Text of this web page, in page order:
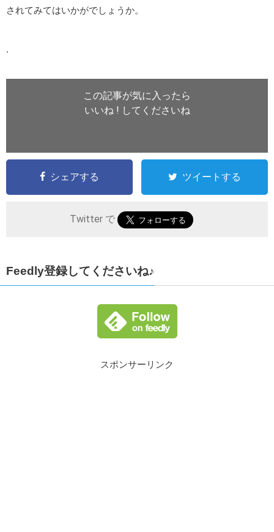
されてみてはいかがでしょうか。
.
この記事が気に入ったら
いいね ! してくださいね
シェアする ツイートする
Twitter で
Feedly登録してくださいね♪
スポンサーリンク